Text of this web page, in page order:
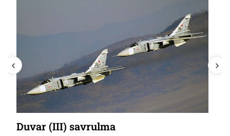
Duvar (III) savrulma